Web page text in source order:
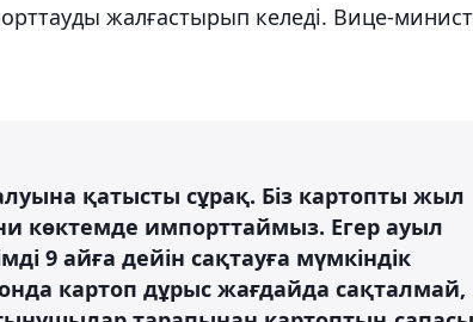
жалғастырып келеді. Вице-
қатысты сұрақ. Біз картопты жыл
көктемде импорттаймыз. Егер ауыл
9 айға дейін сақтауға мүмкіндік
картоп дұрыс жағдайда сақталмай,